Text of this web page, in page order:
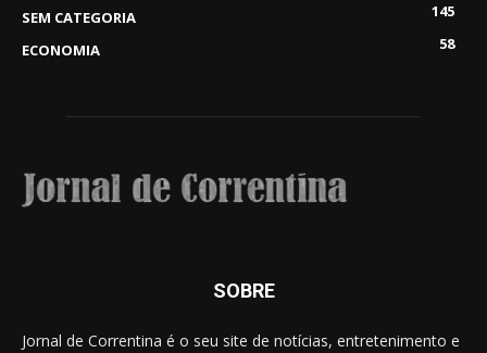
SEM CATEGORIA
145
ECONOMIA
58
SOBRE
Jornal de Correntina é o seu site de notícias, entretenimento e